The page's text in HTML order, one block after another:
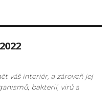
váš interiér, a zároveň jej
bakterií, virů a